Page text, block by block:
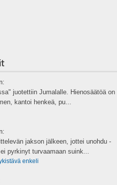
juotettiin Jumalalle. Hienosäätöä on
kantoi henkeä, pu...
jakson jälkeen, jottei unohdu -
pyrkinyt turvaamaan suink...
enkeli